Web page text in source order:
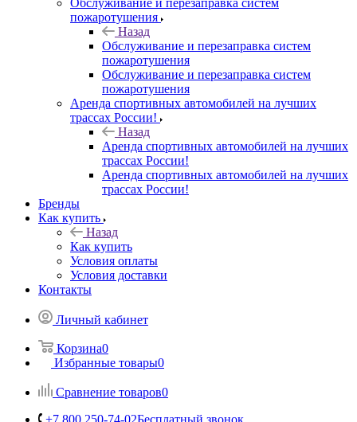
Обслуживание и перезаправка систем
пожаротушения
Назад
Обслуживание и перезаправка систем
пожаротушения
Обслуживание и перезаправка систем
пожаротушения
Аренда спортивных автомобилей на лучших
трассах России!
Назад
Аренда спортивных автомобилей на лучших
трассах России!
Аренда спортивных автомобилей на лучших
трассах России!
Бренды
Как купить
Назад
Как купить
Условия оплаты
Условия доставки
Контакты
Личный кабинет
Корзина0
Избранные товары0
Сравнение товаров0
+7 800 250-74-02Бесплатный звонок